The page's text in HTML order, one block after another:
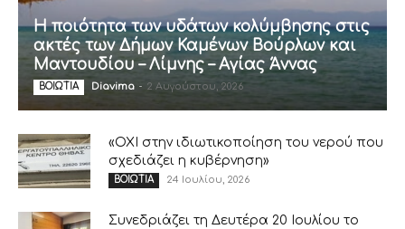
Η ποιότητα των υδάτων κολύμβησης στις
ακτές των Δήμων Καμένων Βούρλων και
Μαντουδίου – Λίμνης – Αγίας Άννας
ΒΟΙΩΤΙΑ Diavima - 2 Αυγούστου, 2026
«ΟΧΙ στην ιδιωτικοποίηση του νερού που
σχεδιάζει η κυβέρνηση»
ΒΟΙΩΤΙΑ 24 Ιουλίου, 2026
Συνεδριάζει τη Δευτέρα 20 Ιουλίου το